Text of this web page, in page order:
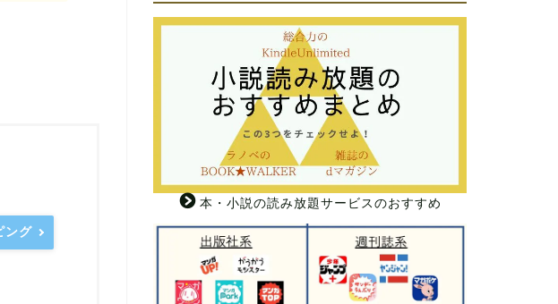
ング
本・小説の読み放題サービスのおすすめ